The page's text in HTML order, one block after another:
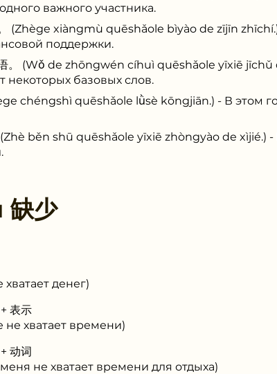
важного участника.
。 (Zhège xiàngmù quēshǎole bìyào de zījīn
поддержки.
语。 (Wǒ de zhōngwén cíhuì quēshǎole yīxiē
некоторых базовых слов.
chéngshì quēshǎole lǜsè kōngjiān.) - В этом
(Zhè běn shū quēshǎole yīxiē zhòngyào de xìjié.)
缺少
денег)
表示
не хватает времени)
动词
не хватает времени для отдыха)